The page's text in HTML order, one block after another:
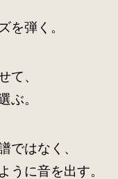
を弾く。
て、
ぶ。
ではなく、
うに音を出す。